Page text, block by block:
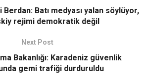
Batı medyası yalan söylüyor,
rejimi demokratik değil
Next Post
Bakanlığı: Karadeniz güvenlik
gemi trafiği durduruldu